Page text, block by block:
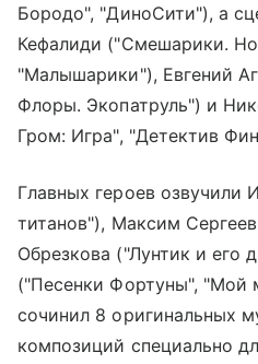
Бородо", "ДиноСити"), а
Кефалиди ("Смешарики.
"Малышарики"), Евгений
Флоры. Экопатруль") и
Гром: Игра", "Детектив
Главных героев озвучили
титанов"), Максим
Обрезкова ("Лунтик и его
("Песенки Фортуны", "Мой
сочинил 8 оригинальных
композиций специально